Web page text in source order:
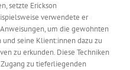
setzte Erickson
verwendete er
um die gewohnten
seine Klient:innen dazu zu
zu erkunden. Diese Techniken
zu tieferliegenden